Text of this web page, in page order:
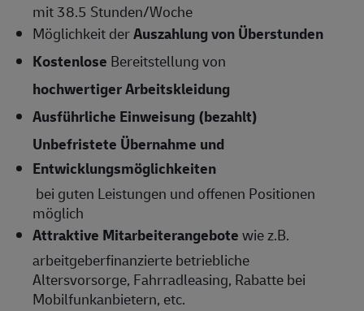
mit 38.5 Stunden/Woche
Möglichkeit derAuszahlung von Überstunden
Kostenlose Bereitstellung von
hochwertiger Arbeitskleidung
Ausführliche Einweisung (bezahlt)
Unbefristete Übernahme und
Entwicklungsmöglichkeiten
bei guten Leistungen und offenen Positionen
möglich
Attraktive Mitarbeiterangebotewie z.B.
arbeitgeberfinanzierte betriebliche
Altersvorsorge, Fahrradleasing, Rabatte bei
Mobilfunkanbietern, etc.